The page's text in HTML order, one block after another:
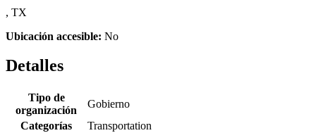
, TX
Ubicación accesible: No
Detalles
Tipo de
organización
Gobierno
Categorías
Transportation